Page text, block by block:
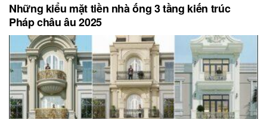
Những kiểu mặt tiền nhà ống 3 tầng kiến trúc
Pháp châu âu 2025